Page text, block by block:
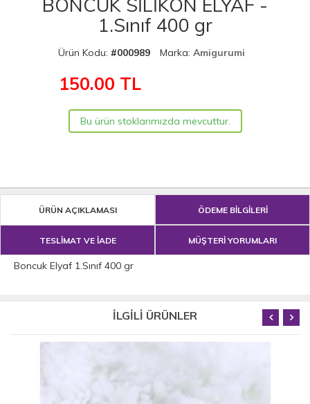
BONCUK SİLİKON ELYAF -
1.Sınıf 400 gr
Ürün Kodu: #000989 Marka: Amigurumi
150.00 TL
Bu ürün stoklarımızda mevcuttur.
ÜRÜN AÇIKLAMASI ÖDEME BİLGİLERİ
TESLİMAT VE İADE MÜŞTERİ YORUMLARI
Boncuk Elyaf 1.Sınıf 400 gr
İLGİLİ ÜRÜNLER